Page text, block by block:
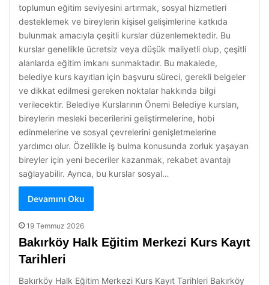
toplumun eğitim seviyesini artırmak, sosyal hizmetleri
desteklemek ve bireylerin kişisel gelişimlerine katkıda
bulunmak amacıyla çeşitli kurslar düzenlemektedir. Bu
kurslar genellikle ücretsiz veya düşük maliyetli olup, çeşitli
alanlarda eğitim imkanı sunmaktadır. Bu makalede,
belediye kurs kayıtları için başvuru süreci, gerekli belgeler
ve dikkat edilmesi gereken noktalar hakkında bilgi
verilecektir. Belediye Kurslarının Önemi Belediye kursları,
bireylerin mesleki becerilerini geliştirmelerine, hobi
edinmelerine ve sosyal çevrelerini genişletmelerine
yardımcı olur. Özellikle iş bulma konusunda zorluk yaşayan
bireyler için yeni beceriler kazanmak, rekabet avantajı
sağlayabilir. Ayrıca, bu kurslar sosyal…
Devamını Oku
19 Temmuz 2026
Bakırköy Halk Eğitim Merkezi Kurs Kayıt
Tarihleri
Bakırköy Halk Eğitim Merkezi Kurs Kayıt Tarihleri Bakırköy